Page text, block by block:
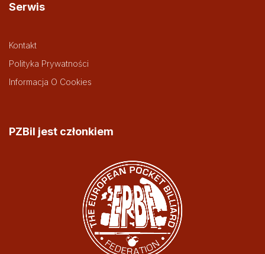
Serwis
Kontakt
Polityka Prywatności
Informacja O Cookies
PZBil jest członkiem